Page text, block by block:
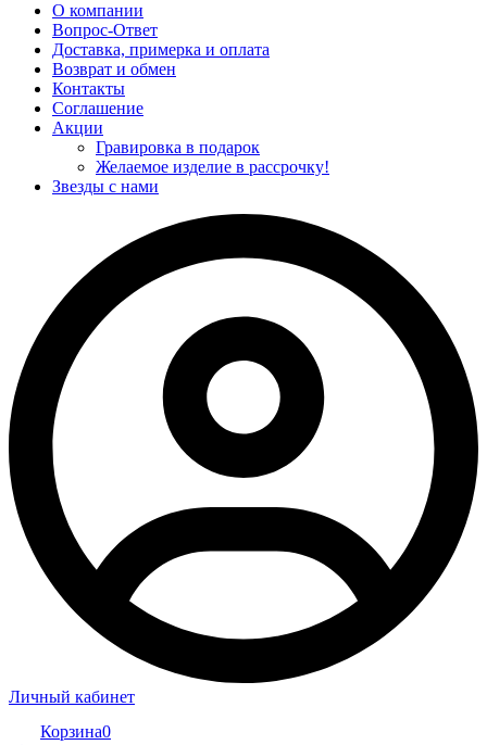
О компании
Вопрос-Ответ
Доставка, примерка и оплата
Возврат и обмен
Контакты
Соглашение
Акции
Гравировка в подарок
Желаемое изделие в рассрочку!
Звезды с нами
Личный кабинет
Корзина0